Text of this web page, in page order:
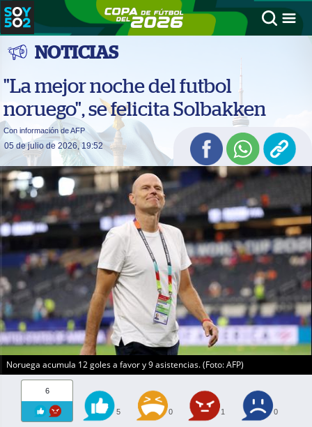
NOTICIAS
"La mejor noche del futbol
noruego", se felicita Solbakken
Con información de AFP
05 de julio de 2026, 19:52
Noruega acumula 12 goles a favor y 9 asistencias. (Foto: AFP)
6
5 0 1 0